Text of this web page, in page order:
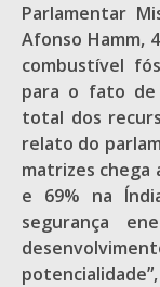
Parlamentar
Afonso Hamm,
combustível
para o fato de
total dos
relato do
matrizes chega
e 69% na
segurança